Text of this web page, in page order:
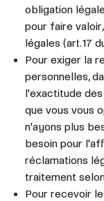
obligation
pour faire
légales (art. 17
Pour exiger la
personnelles,
l'exactitude
que vous vous
n'ayons plus
besoin pour
réclamations
traitement selon
Pour recevoir